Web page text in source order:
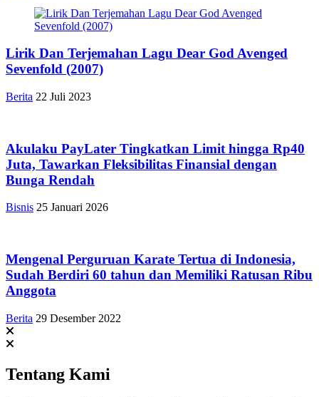
Lirik Dan Terjemahan Lagu Dear God Avenged
Sevenfold (2007)
Berita 22 Juli 2023
Akulaku PayLater Tingkatkan Limit hingga Rp40
Juta, Tawarkan Fleksibilitas Finansial dengan
Bunga Rendah
Bisnis 25 Januari 2026
Mengenal Perguruan Karate Tertua di Indonesia,
Sudah Berdiri 60 tahun dan Memiliki Ratusan Ribu
Anggota
Berita 29 Desember 2022
Tentang Kami